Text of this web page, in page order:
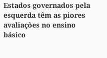
Estados governados pela
esquerda têm as piores
avaliações no ensino
básico